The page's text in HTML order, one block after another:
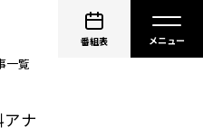
番組表
一覧
ナ